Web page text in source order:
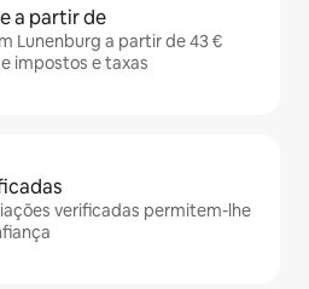
a partir de
Lunenburg a partir de 43 €
impostos e taxas
verificadas permitem-lhe